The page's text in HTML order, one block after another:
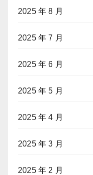
2025 年 8 月
2025 年 7 月
2025 年 6 月
2025 年 5 月
2025 年 4 月
2025 年 3 月
2025 年 2 月